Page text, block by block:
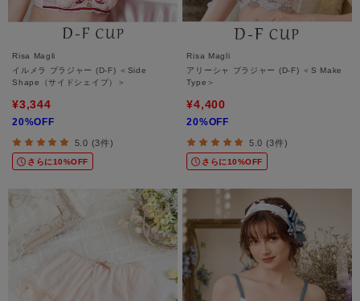
Risa Magli
イルメラ ブラジャー (D-F) ＜Side
Shape（サイドシェイプ）＞
¥3,344
20%OFF
5.0 (3件)
さらに10%OFF
Risa Magli
アリーシャ ブラジャー (D-F) ＜S Make
Type＞
¥4,400
20%OFF
5.0 (3件)
さらに10%OFF